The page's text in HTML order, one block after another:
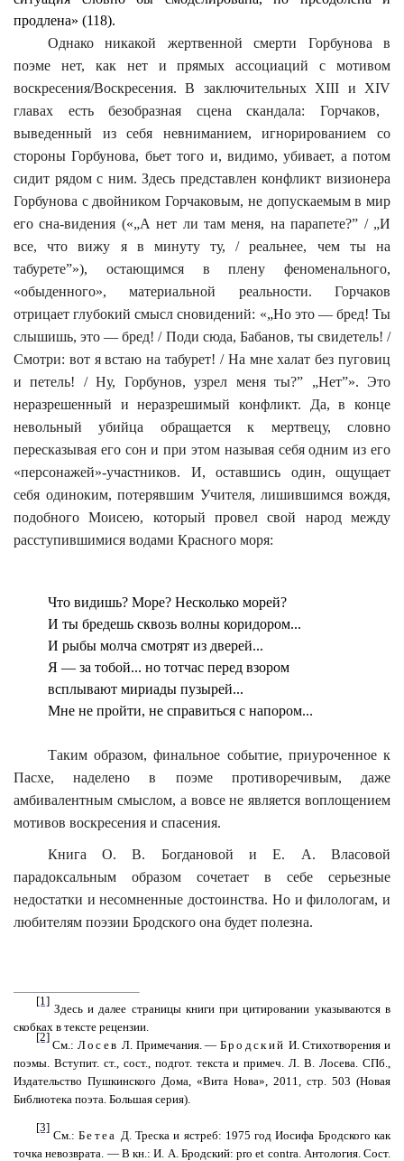
продлена» (118).
Однако никакой жертвенной смерти Горбунова в
поэме нет, как нет и прямых ассоциаций с мотивом
воскресения/Воскресения. В заключительных XIII и XIV
главах есть безобразная сцена скандала: Горчаков,
выведенный из себя невниманием, игнорированием со
стороны Горбунова, бьет того и, видимо, убивает, а потом
сидит рядом с ним. Здесь представлен конфликт визионера
Горбунова с двойником Горчаковым, не допускаемым в мир
его сна-видения («„А нет ли там меня, на парапете?” / „И
все, что вижу я в минуту ту, / реальнее, чем ты на
табурете”»), остающимся в плену феноменального,
«обыденного», материальной реальности. Горчаков
отрицает глубокий смысл сновидений: «„Но это — бред! Ты
слышишь, это — бред! / Поди сюда, Бабанов, ты свидетель! /
Смотри: вот я встаю на табурет! / На мне халат без пуговиц
и петель! / Ну, Горбунов, узрел меня ты?” „Нет”». Это
неразрешенный и неразрешимый конфликт. Да, в конце
невольный убийца обращается к мертвецу, словно
пересказывая его сон и при этом называя себя одним из его
«персонажей»-участников. И, оставшись один, ощущает
себя одиноким, потерявшим Учителя, лишившимся вождя,
подобного Моисею, который провел свой народ между
расступившимися водами Красного моря:
Что видишь? Море? Несколько морей?
И ты бредешь сквозь волны коридором...
И рыбы молча смотрят из дверей...
Я — за тобой... но тотчас перед взором
всплывают мириады пузырей...
Мне не пройти, не справиться с напором...
Таким образом, финальное событие, приуроченное к
Пасхе, наделено в поэме противоречивым, даже
амбивалентным смыслом, а вовсе не является воплощением
мотивов воскресения и спасения.
Книга О. В. Богдановой и Е. А. Власовой
парадоксальным образом сочетает в себе серьезные
недостатки и несомненные достоинства. Но и филологам, и
любителям поэзии Бродского она будет полезна.
[1]
Здесь и далее страницы книги при цитировании указываются в
скобках в тексте рецензии.
[2]
См.: Лосев Л. Примечания. — Бродский И. Стихотворения и
поэмы. Вступит. ст., сост., подгот. текста и примеч. Л. В. Лосева. СПб.,
Издательство Пушкинского Дома, «Вита Нова», 2011, стр. 503 (Новая
Библиотека поэта. Большая серия).
[3]
См.:Бетеа Д. Треска и ястреб: 1975 год Иосифа Бродского как
точка невозврата. — В кн.: И. А. Бродский: pro et contra. Антология. Сост.